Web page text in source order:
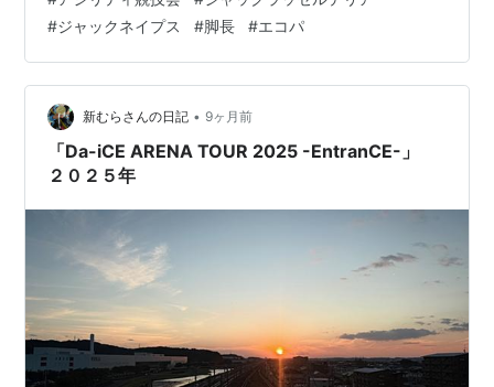
ッシのお里のジャックネイプス犬もたくさん出ていた そ
れぞれの競技が終わった後だったので 全員とはいかなか
ったが 記念撮影ができた 皆、脚長でいい筋肉ついている
ね SEIWASOHのマーレ、ちゃっかり混じってますが… ま
た、みんなと一緒に競技会に出ようね！ 楽しかった！ ご
褒美…
#ジャックネイプス #脚長 #エコパ
新むらさんの日記 • 9ヶ月前
「Da-iCE ARENA TOUR 2025 -EntranCE-」
２０２５年